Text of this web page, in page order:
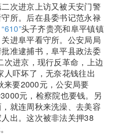
次进京上访又被天安门警
所。后在县委书记范永禄
“610”头子齐贵亮和阜平镇镇
进阜平看守所。公安局局
准逮捕书，阜平县政法委
次进京，现行反革命，上边
人吓坏了，无奈花钱往出
来要2000元，公安局要
元，检察院也要钱。另
就连周秋来洗澡、去美容
出。这次被非法关押38